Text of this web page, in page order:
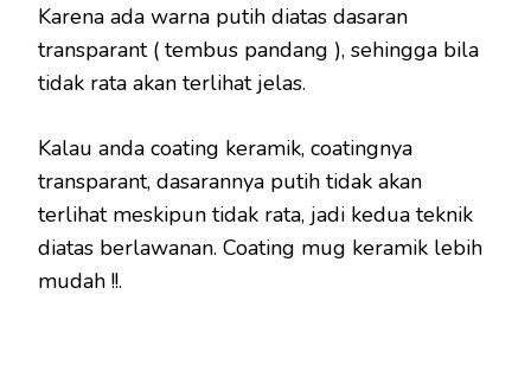
Karena ada warna putih diatas dasaran
transparant ( tembus pandang ), sehingga bila
tidak rata akan terlihat jelas.
Kalau anda coating keramik, coatingnya
transparant, dasarannya putih tidak akan
terlihat meskipun tidak rata, jadi kedua teknik
diatas berlawanan. Coating mug keramik lebih
mudah !!.